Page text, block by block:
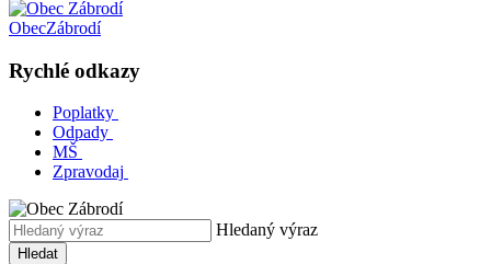
ObecZábrodí
Rychlé odkazy
Poplatky
Odpady
MŠ
Zpravodaj
Hledaný výraz
Hledat